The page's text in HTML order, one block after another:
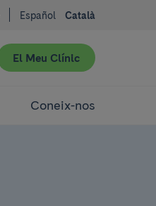
Español Català
El Meu Clínic
Coneix-nos